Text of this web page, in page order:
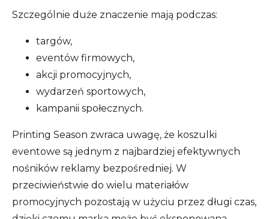
Szczególnie duże znaczenie mają podczas:
targów,
eventów firmowych,
akcji promocyjnych,
wydarzeń sportowych,
kampanii społecznych.
Printing Season zwraca uwagę, że koszulki
eventowe są jednym z najbardziej efektywnych
nośników reklamy bezpośredniej. W
przeciwieństwie do wielu materiałów
promocyjnych pozostają w użyciu przez długi czas,